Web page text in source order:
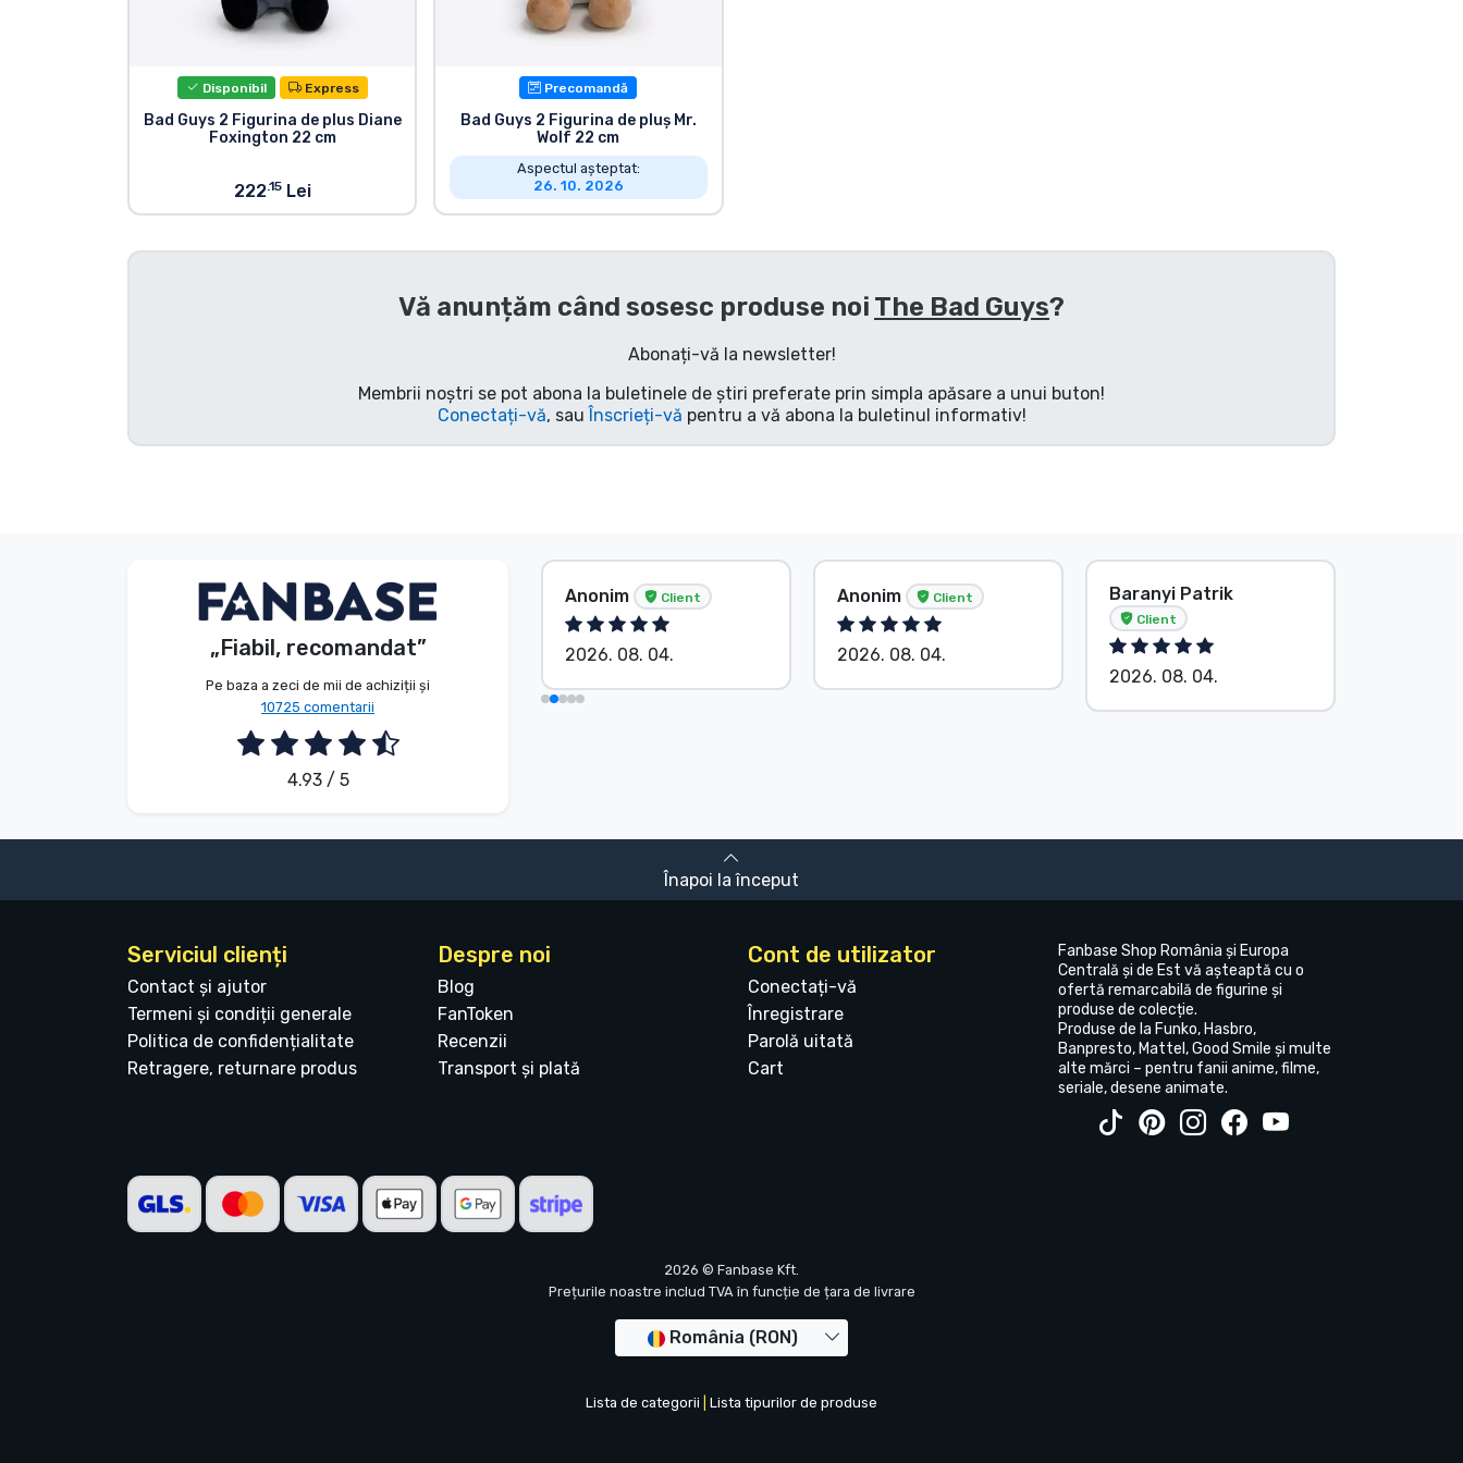
Disponibil Express
Bad Guys 2 Figurina de plus Diane
Foxington 22 cm
222.15Lei
Precomandă
Bad Guys 2 Figurina de pluș Mr.
Wolf 22 cm
Aspectul așteptat:
26. 10. 2026
Vă anunțăm când sosesc produse noi The Bad Guys?
Abonați-vă la newsletter!
Membrii noștri se pot abona la buletinele de știri preferate prin simpla apăsare a unui buton!
Conectați-vă, sauÎnscrieți-vă pentru a vă abona la buletinul informativ!
„Fiabil, recomandat”
Pe baza a zeci de mii de achiziții și
10725 comentarii
4.93 / 5
Anonim Client
2026. 08. 05.
Anonim Client
2026. 08. 04.
Anonim Client
2026. 08. 04.
Baranyi Patrik
Client
2026. 08. 04.
Înapoi la început
Serviciul clienți
Contact și ajutor
Termeni și condiții generale
Politica de confidențialitate
Retragere, returnare produs
Despre noi
Blog
FanToken
Recenzii
Transport și plată
Cont de utilizator
Conectați-vă
Înregistrare
Parolă uitată
Cart
Fanbase Shop România și Europa
Centrală și de Est vă așteaptă cu o
ofertă remarcabilă de figurine și
produse de colecție.
Produse de la Funko, Hasbro,
Banpresto, Mattel, Good Smile și multe
alte mărci – pentru fanii anime, filme,
seriale, desene animate.
2026 © Fanbase Kft.
Prețurile noastre includ TVA în funcție de țara de livrare
România (RON)
Lista de categorii Lista tipurilor de produse
Sortare după serie
Sortare după filme
Sortare după Anime
Sortare după muzică